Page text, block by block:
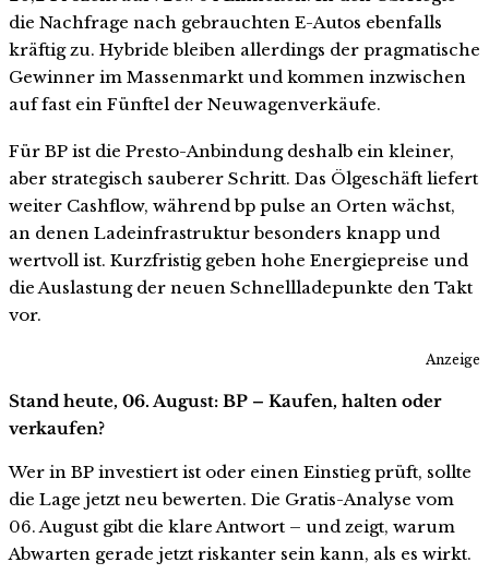
die Nachfrage nach gebrauchten E-Autos ebenfalls
kräftig zu. Hybride bleiben allerdings der pragmatische
Gewinner im Massenmarkt und kommen inzwischen
auf fast ein Fünftel der Neuwagenverkäufe.
Für BP ist die Presto-Anbindung deshalb ein kleiner,
aber strategisch sauberer Schritt. Das Ölgeschäft liefert
weiter Cashflow, während bp pulse an Orten wächst,
an denen Ladeinfrastruktur besonders knapp und
wertvoll ist. Kurzfristig geben hohe Energiepreise und
die Auslastung der neuen Schnellladepunkte den Takt
vor.
Anzeige
Stand heute, 06. August: BP – Kaufen, halten oder
verkaufen?
Wer in BP investiert ist oder einen Einstieg prüft, sollte
die Lage jetzt neu bewerten. Die Gratis-Analyse vom
06. August gibt die klare Antwort – und zeigt, warum
Abwarten gerade jetzt riskanter sein kann, als es wirkt.